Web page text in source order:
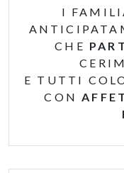
I
CHE
E TUTTI
CON